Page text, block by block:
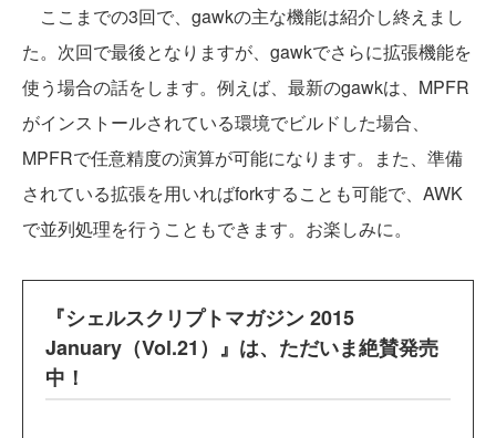
ここまでの3回で、gawkの主な機能は紹介し終えまし
た。次回で最後となりますが、gawkでさらに拡張機能を
使う場合の話をします。例えば、最新のgawkは、MPFR
がインストールされている環境でビルドした場合、
MPFRで任意精度の演算が可能になります。また、準備
されている拡張を用いればforkすることも可能で、AWK
で並列処理を行うこともできます。お楽しみに。
『シェルスクリプトマガジン 2015
January（Vol.21）』は、ただいま絶賛発売
中！